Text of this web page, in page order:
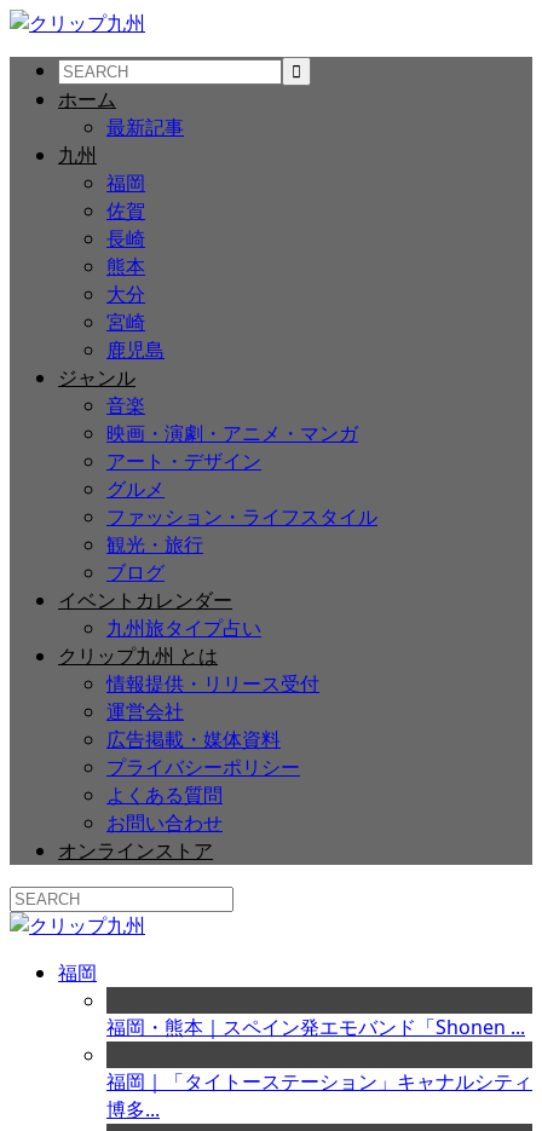
ホーム
最新記事
九州
福岡
佐賀
長崎
熊本
大分
宮崎
鹿児島
ジャンル
音楽
映画・演劇・アニメ・マンガ
アート・デザイン
グルメ
ファッション・ライフスタイル
観光・旅行
ブログ
イベントカレンダー
九州旅タイプ占い
クリップ九州 とは
情報提供・リリース受付
運営会社
広告掲載・媒体資料
プライバシーポリシー
よくある質問
お問い合わせ
オンラインストア
福岡
福岡・熊本｜スペイン発エモバンド「Shonen ...
福岡｜「タイトーステーション」キャナルシティ
博多...